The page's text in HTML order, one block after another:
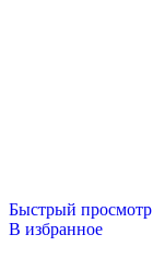
Быстрый просмотр
В избранное